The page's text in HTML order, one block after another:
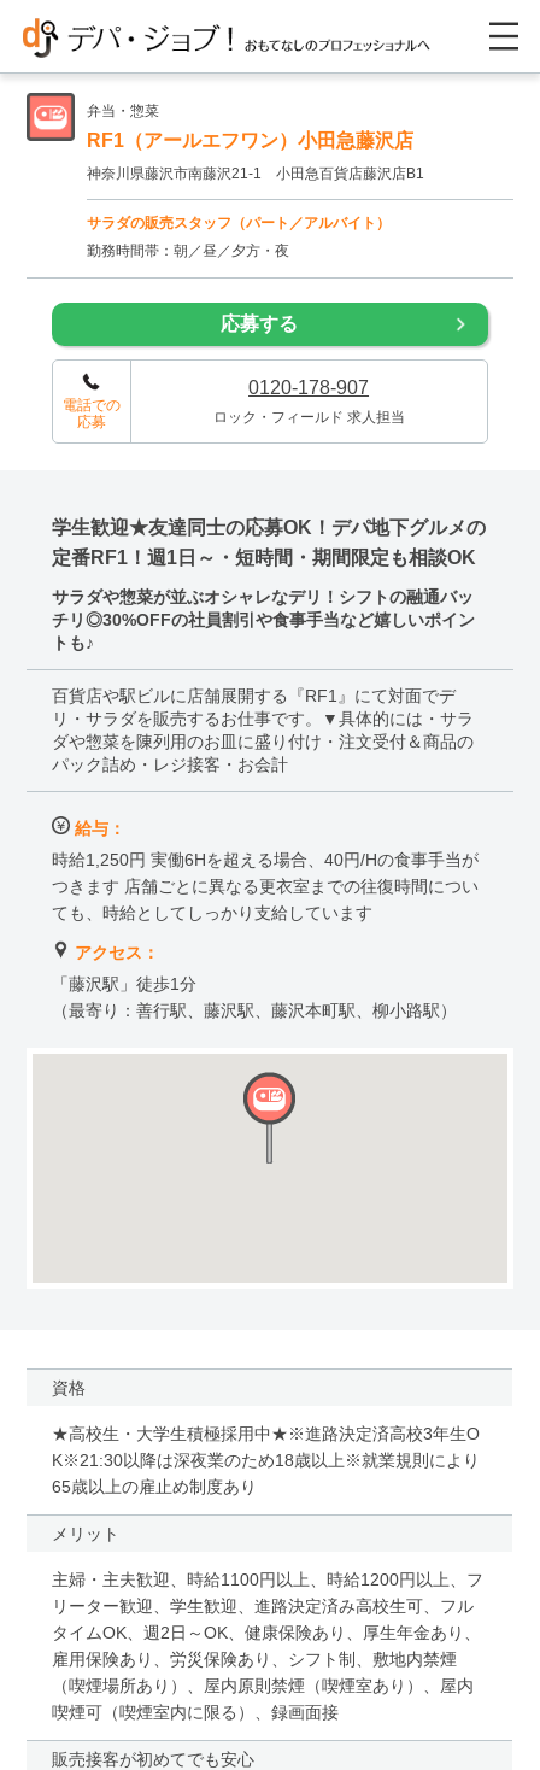
弁当・惣菜
RF1（アールエフワン）小田急藤沢店
神奈川県藤沢市南藤沢21-1 小田急百貨店藤沢店B1
サラダの販売スタッフ（パート／アルバイト）
勤務時間帯：朝／昼／夕方・夜
応募する
電話での
応募
0120-178-907
ロック・フィールド 求人担当
学生歓迎★友達同士の応募OK！デパ地下グルメの
定番RF1！週1日～・短時間・期間限定も相談OK
サラダや惣菜が並ぶオシャレなデリ！シフトの融通バッ
チリ◎30%OFFの社員割引や食事手当など嬉しいポイン
トも♪
百貨店や駅ビルに店舗展開する『RF1』にて対面でデ
リ・サラダを販売するお仕事です。▼具体的には・サラ
ダや惣菜を陳列用のお皿に盛り付け・注文受付＆商品の
パック詰め・レジ接客・お会計
給与：
時給1,250円 実働6Hを超える場合、40円/Hの食事手当が
つきます 店舗ごとに異なる更衣室までの往復時間につい
ても、時給としてしっかり支給しています
アクセス：
「藤沢駅」徒歩1分
（最寄り：善行駅、藤沢駅、藤沢本町駅、柳小路駅）
資格
★高校生・大学生積極採用中★※進路決定済高校3年生O
K※21:30以降は深夜業のため18歳以上※就業規則により
65歳以上の雇止め制度あり
メリット
主婦・主夫歓迎、時給1100円以上、時給1200円以上、フ
リーター歓迎、学生歓迎、進路決定済み高校生可、フル
タイムOK、週2日～OK、健康保険あり、厚生年金あり、
雇用保険あり、労災保険あり、シフト制、敷地内禁煙
（喫煙場所あり）、屋内原則禁煙（喫煙室あり）、屋内
喫煙可（喫煙室内に限る）、録画面接
販売接客が初めてでも安心